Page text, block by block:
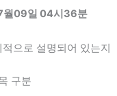
월09일 04시36분
으로 설명되어 있는지
구분